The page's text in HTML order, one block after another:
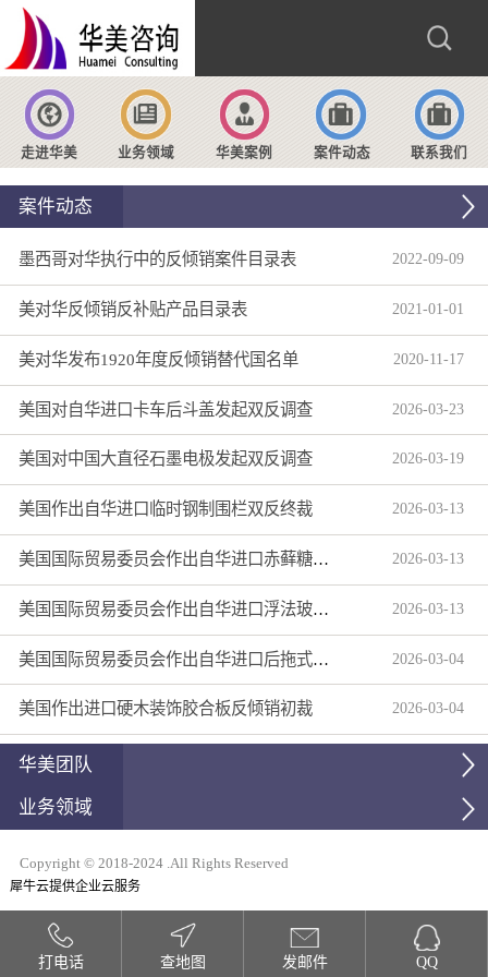
走进华美 业务领域 华美案例 案件动态 联系我们
案件动态
墨西哥对华执行中的反倾销案件目录表 2022-09-09
美对华反倾销反补贴产品目录表 2021 -01 -01
美对华发布1920年度反倾销替代国名单 2020-11 -17
美国对自华进口卡车后斗盖发起双反调查 2026-03-23
美国对中国大直径石墨电极发起双反调查 2026-03-19
美国作出自华进口临时钢制围栏双反终裁 2026-03-13
美国国际贸易委员会作出自华进口赤藓糖醇双反产业损害终裁 2026-03-13
美国国际贸易委员会作出自华进口浮法玻璃制品双反产业损害终裁 2026-03-13
美国国际贸易委员会作出自华进口后拖式草地维护设备及相关零部件第三次反倾销日落复审产业损害终裁 2026-03-04
美国作出进口硬木装饰胶合板反倾销初裁 2026-03-04
华美团队
业务领域
Copyright © 2018-2024 .All Rights Reserved
犀牛云提供企业云服务
打电话 查地图 发邮件 QQ